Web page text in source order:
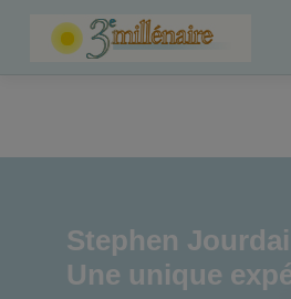
Stephen
Une unique